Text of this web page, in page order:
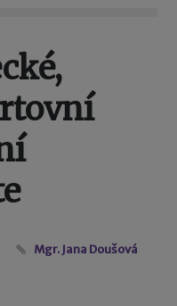
Mgr. Jana Doušová